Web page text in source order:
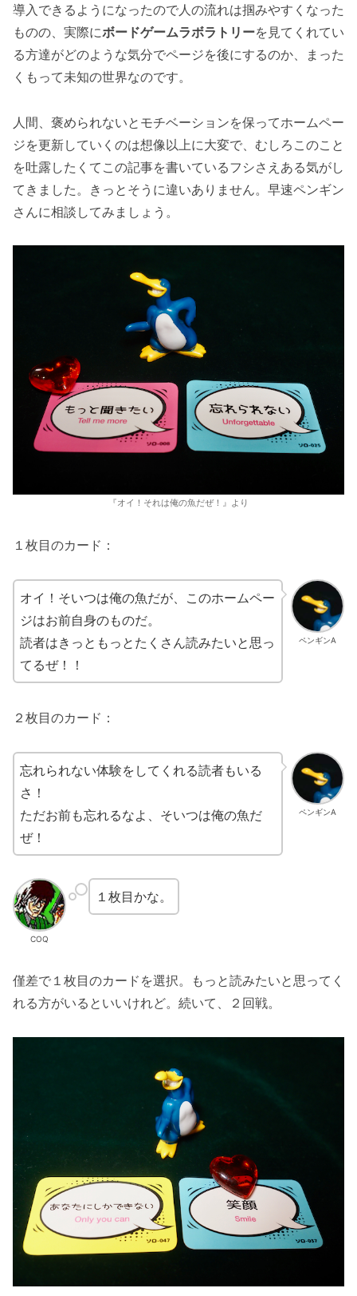
導入できるようになったので人の流れは掴みやすくなった
ものの、実際にボードゲームラボラトリーを見てくれてい
る方達がどのような気分でページを後にするのか、まった
くもって未知の世界なのです。
人間、褒められないとモチベーションを保ってホームペー
ジを更新していくのは想像以上に大変で、むしろこのこと
を吐露したくてこの記事を書いているフシさえある気がし
てきました。きっとそうに違いありません。早速ペンギン
さんに相談してみましょう。
『オイ！それは俺の魚だぜ！』より
１枚目のカード：
ペンギンA
オイ！そいつは俺の魚だが、このホームペー
ジはお前自身のものだ。
読者はきっともっとたくさん読みたいと思っ
てるぜ！！
２枚目のカード：
ペンギンA
忘れられない体験をしてくれる読者もいる
さ！
ただお前も忘れるなよ、そいつは俺の魚だ
ぜ！
COQ
１枚目かな。
僅差で１枚目のカードを選択。もっと読みたいと思ってく
れる方がいるといいけれど。続いて、２回戦。